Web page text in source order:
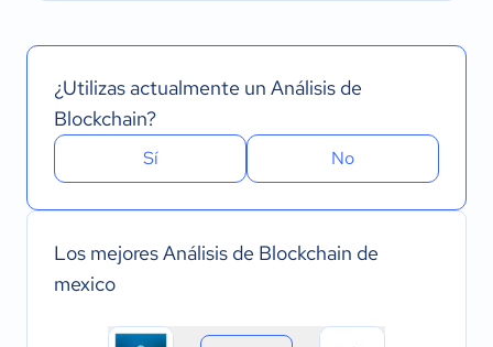
¿Utilizas actualmente un Análisis de
Blockchain?
Sí No
Los mejores Análisis de Blockchain de
mexico